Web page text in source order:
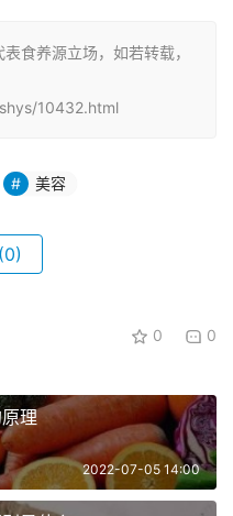
食养源立场，如若转载，
10432.html
美容
(0)
0 0
理
2022-07-05 14:00